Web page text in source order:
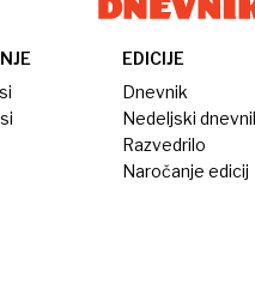
EDICIJE
Dnevnik
Nedeljski
Razvedrilo
Naročanje edicij